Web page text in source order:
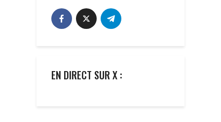
EN DIRECT SUR X :